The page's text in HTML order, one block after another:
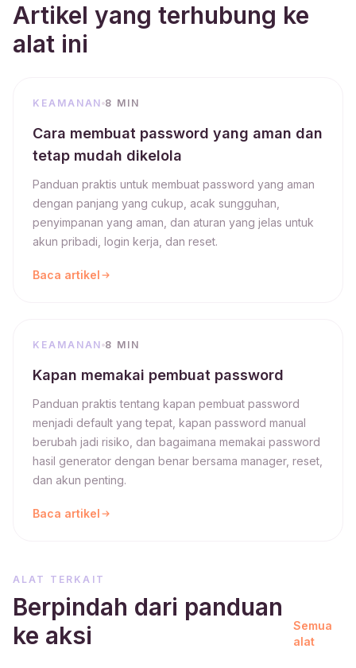
Artikel yang terhubung ke
alat ini
KEAMANAN 8 MIN
Cara membuat password yang aman dan
tetap mudah dikelola
Panduan praktis untuk membuat password yang aman
dengan panjang yang cukup, acak sungguhan,
penyimpanan yang aman, dan aturan yang jelas untuk
akun pribadi, login kerja, dan reset.
Baca artikel
KEAMANAN 8 MIN
Kapan memakai pembuat password
Panduan praktis tentang kapan pembuat password
menjadi default yang tepat, kapan password manual
berubah jadi risiko, dan bagaimana memakai password
hasil generator dengan benar bersama manager, reset,
dan akun penting.
Baca artikel
ALAT TERKAIT
Berpindah dari panduan
ke aksi
Semua
alat